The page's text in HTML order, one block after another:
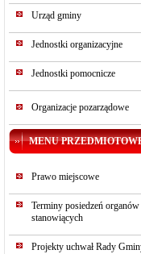
Urząd gminy
Jednostki organizacyjne
Jednostki pomocnicze
Organizacje pozarządowe
MENU
Prawo miejscowe
Terminy posiedzeń organów
stanowiących
Projekty uchwał Rady